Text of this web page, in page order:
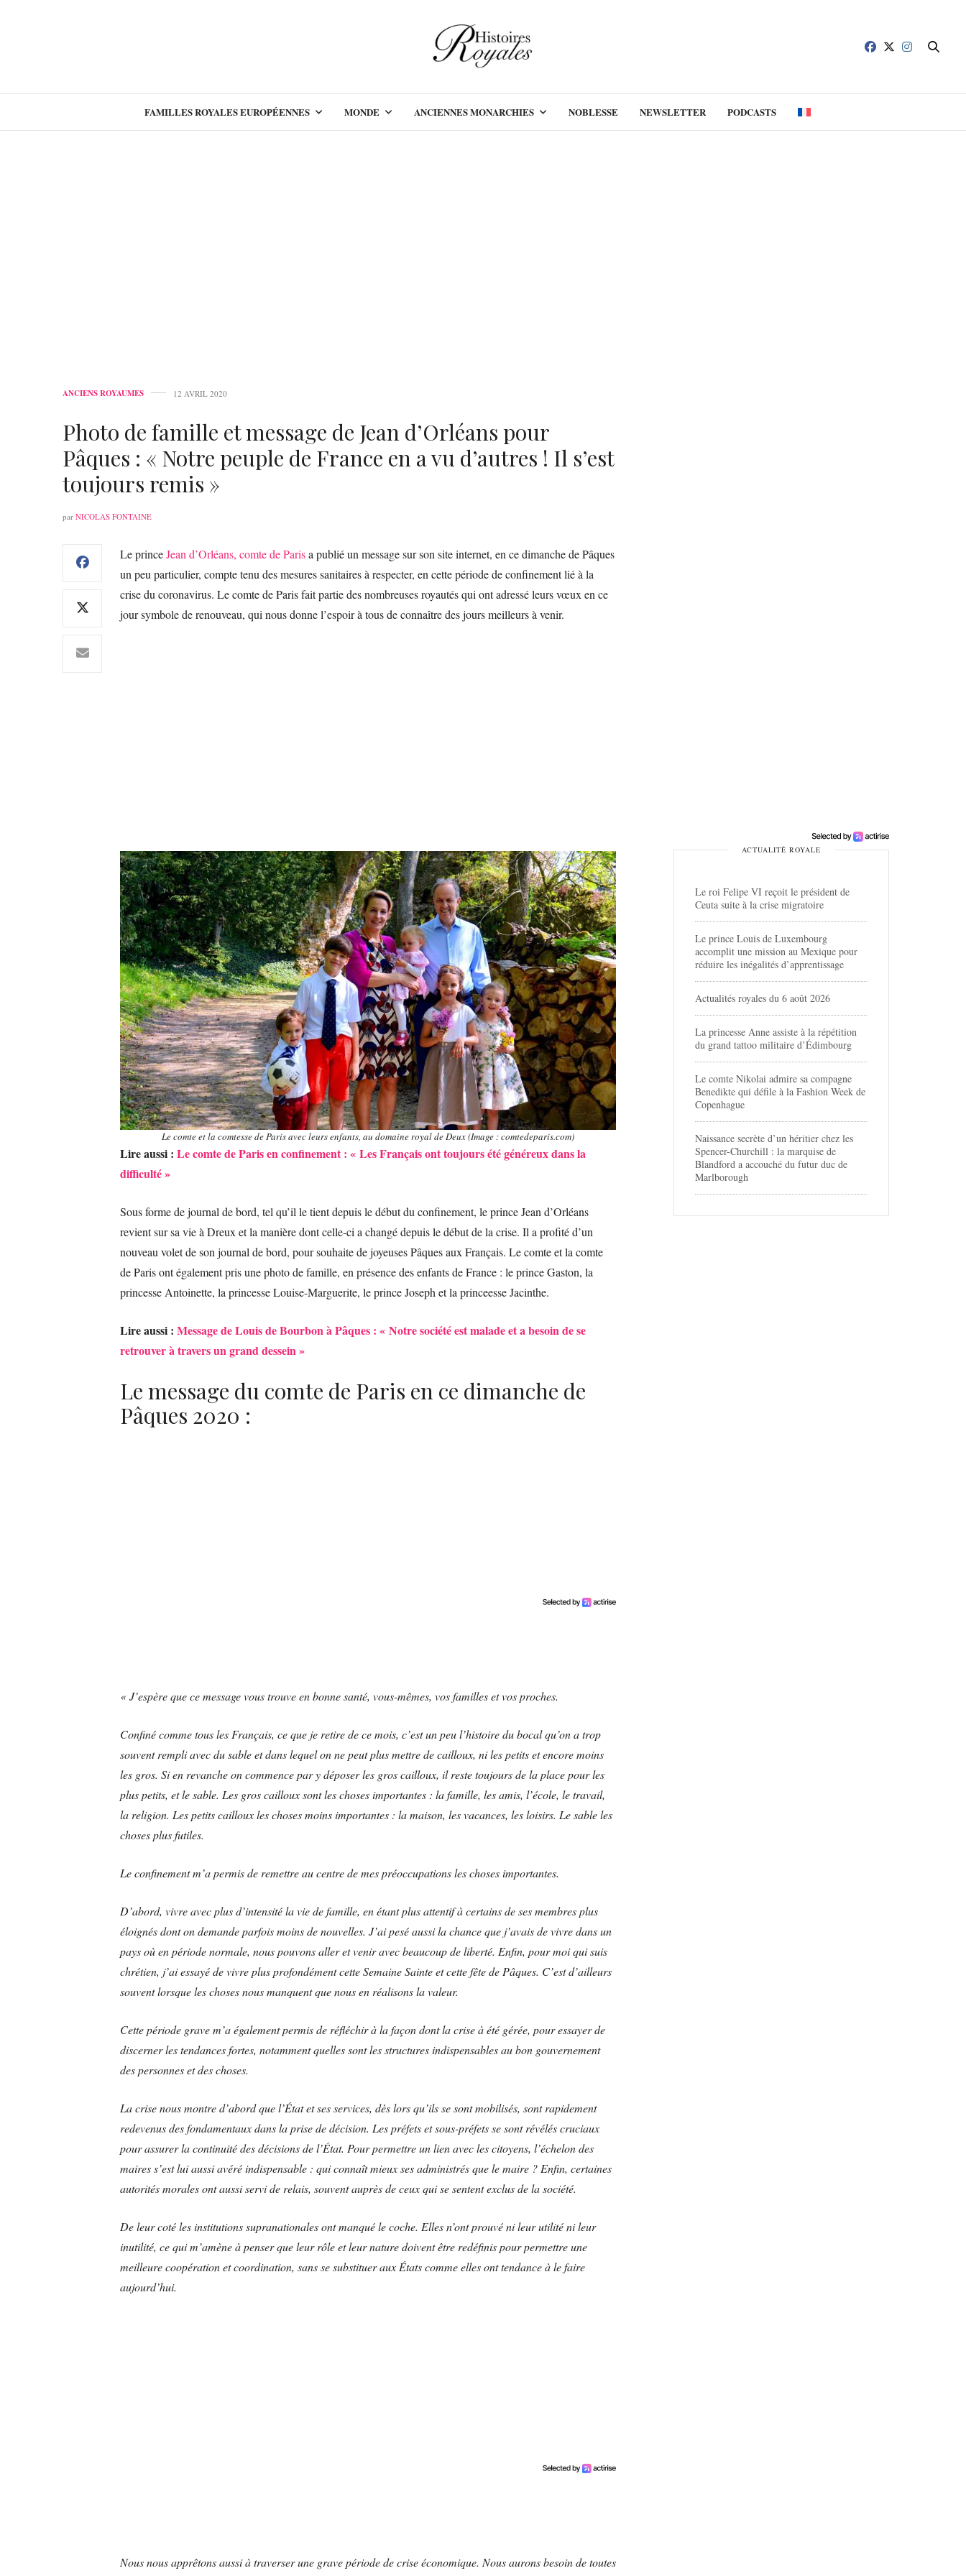
FAMILLES ROYALES EUROPÉENNES MONDE ANCIENNES MONARCHIES NOBLESSE NEWSLETTER PODCASTS
ANCIENS ROYAUMES 12 AVRIL 2020
Photo de famille et message de Jean d’Orléans pour
Pâques : « Notre peuple de France en a vu d’autres ! Il s’est
toujours remis »
par NICOLAS FONTAINE
Le princeJean d’Orléans, comte de Parisa publié un message sur son site internet, en ce dimanche de Pâques
un peu particulier, compte tenu des mesures sanitaires à respecter, en cette période de confinement lié à la
crise du coronavirus. Le comte de Paris fait partie des nombreuses royautés qui ont adressé leurs vœux en ce
jour symbole de renouveau, qui nous donne l’espoir à tous de connaître des jours meilleurs à venir.
Le comte et la comtesse de Paris avec leurs enfants, au domaine royal de Deux (Image : comtedeparis.com)
Lire aussi : Le comte de Paris en confinement : « Les Français ont toujours été généreux dans la
difficulté »
Sous forme de journal de bord, tel qu’il le tient depuis le début du confinement, le prince Jean d’Orléans
revient sur sa vie à Dreux et la manière dont celle-ci a changé depuis le début de la crise. Il a profité d’un
nouveau volet de son journal de bord, pour souhaite de joyeuses Pâques aux Français. Le comte et la comte
de Paris ont également pris une photo de famille, en présence des enfants de France : le prince Gaston, la
princesse Antoinette, la princesse Louise-Marguerite, le prince Joseph et la princeesse Jacinthe.
Lire aussi : Message de Louis de Bourbon à Pâques : « Notre société est malade et a besoin de se
retrouver à travers un grand dessein »
Le message du comte de Paris en ce dimanche de
Pâques 2020 :
« J’espère que ce message vous trouve en bonne santé, vous-mêmes, vos familles et vos proches.
Confiné comme tous les Français, ce que je retire de ce mois, c’est un peu l’histoire du bocal qu’on a trop
souvent rempli avec du sable et dans lequel on ne peut plus mettre de cailloux, ni les petits et encore moins
les gros. Si en revanche on commence par y déposer les gros cailloux, il reste toujours de la place pour les
plus petits, et le sable. Les gros cailloux sont les choses importantes : la famille, les amis, l’école, le travail,
la religion. Les petits cailloux les choses moins importantes : la maison, les vacances, les loisirs. Le sable les
choses plus futiles.
Le confinement m’a permis de remettre au centre de mes préoccupations les choses importantes.
D’abord, vivre avec plus d’intensité la vie de famille, en étant plus attentif à certains de ses membres plus
éloignés dont on demande parfois moins de nouvelles. J’ai pesé aussi la chance que j’avais de vivre dans un
pays où en période normale, nous pouvons aller et venir avec beaucoup de liberté. Enfin, pour moi qui suis
chrétien, j’ai essayé de vivre plus profondément cette Semaine Sainte et cette fête de Pâques. C’est d’ailleurs
souvent lorsque les choses nous manquent que nous en réalisons la valeur.
Cette période grave m’a également permis de réfléchir à la façon dont la crise à été gérée, pour essayer de
discerner les tendances fortes, notamment quelles sont les structures indispensables au bon gouvernement
des personnes et des choses.
La crise nous montre d’abord que l’État et ses services, dès lors qu’ils se sont mobilisés, sont rapidement
redevenus des fondamentaux dans la prise de décision. Les préfets et sous-préfets se sont révélés cruciaux
pour assurer la continuité des décisions de l’État. Pour permettre un lien avec les citoyens, l’échelon des
maires s’est lui aussi avéré indispensable : qui connaît mieux ses administrés que le maire ? Enfin, certaines
autorités morales ont aussi servi de relais, souvent auprès de ceux qui se sentent exclus de la société.
De leur coté les institutions supranationales ont manqué le coche. Elles n’ont prouvé ni leur utilité ni leur
inutilité, ce qui m’amène à penser que leur rôle et leur nature doivent être redéfinis pour permettre une
meilleure coopération et coordination, sans se substituer aux États comme elles ont tendance à le faire
aujourd’hui.
Nous nous apprêtons aussi à traverser une grave période de crise économique. Nous aurons besoin de toutes
ACTUALITÉ ROYALE
Le roi Felipe VI reçoit le président de
Ceuta suite à la crise migratoire
Le prince Louis de Luxembourg
accomplit une mission au Mexique pour
réduire les inégalités d’apprentissage
Actualités royales du 6 août 2026
La princesse Anne assiste à la répétition
du grand tattoo militaire d’Édimbourg
Le comte Nikolai admire sa compagne
Benedikte qui défile à la Fashion Week de
Copenhague
Naissance secrète d’un héritier chez les
Spencer-Churchill : la marquise de
Blandford a accouché du futur duc de
Marlborough